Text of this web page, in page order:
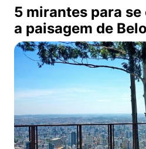
5 mirantes para
a paisagem de